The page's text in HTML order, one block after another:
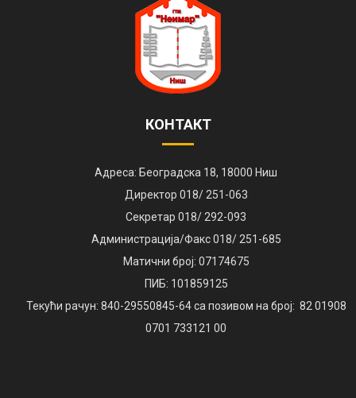
КОНТАКТ
Адреса: Београдска 18, 18000 Ниш
Директор 018/ 251-063
Секретар 018/ 292-093
Администрација/Факс 018/ 251-685
Матични број: 07174675
ПИБ: 101859125
Текући рачун: 840-29550845-64 са позивом на број: 82 01908
0701 733121 00